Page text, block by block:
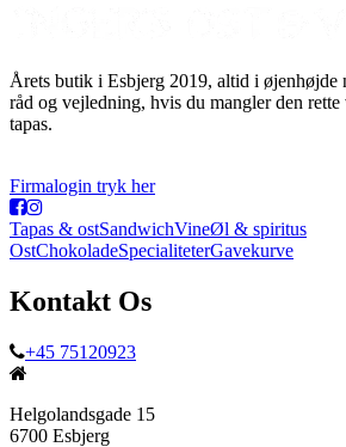
Årets butik i Esbjerg 2019, altid i øjenhøjde
råd og vejledning, hvis du mangler den
tapas.
Firmalogin tryk her
Tapas & ostSandwichVineØl & spiritus
OstChokoladeSpecialiteterGavekurve
Kontakt Os
+45 75120923
Helgolandsgade 15
6700 Esbjerg